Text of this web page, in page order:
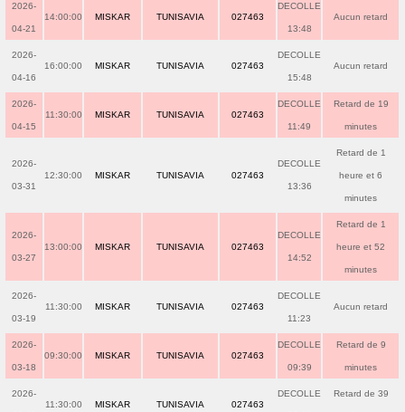
2026-
04-21
14:00:00 MISKAR TUNISAVIA 027463
DECOLLE
13:48
Aucun retard
2026-
04-16
16:00:00 MISKAR TUNISAVIA 027463
DECOLLE
15:48
Aucun retard
2026-
04-15
11:30:00 MISKAR TUNISAVIA 027463
DECOLLE
11:49
Retard de 19
minutes
2026-
03-31
12:30:00 MISKAR TUNISAVIA 027463
DECOLLE
13:36
Retard de 1
heure et 6
minutes
2026-
03-27
13:00:00 MISKAR TUNISAVIA 027463
DECOLLE
14:52
Retard de 1
heure et 52
minutes
2026-
03-19
11:30:00 MISKAR TUNISAVIA 027463
DECOLLE
11:23
Aucun retard
2026-
03-18
09:30:00 MISKAR TUNISAVIA 027463
DECOLLE
09:39
Retard de 9
minutes
2026-
11:30:00 MISKAR TUNISAVIA 027463
DECOLLE Retard de 39